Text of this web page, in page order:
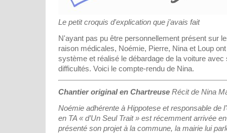
Le petit croquis d'explication que j’avais fait
N'ayant pas pu être personnellement présent sur
raison médicales, Noémie, Pierre, Nina et Loup
système et réalisé le débardage de la voiture
difficultés. Voici le compte-rendu de Nina.
Chantier original en Chartreuse Récit de Nina
Noémie adhérente à Hippotese et responsable de
en TA « d’Un Seul Trait » est récemment arrivée
présenté son projet à la commune, la mairie lui